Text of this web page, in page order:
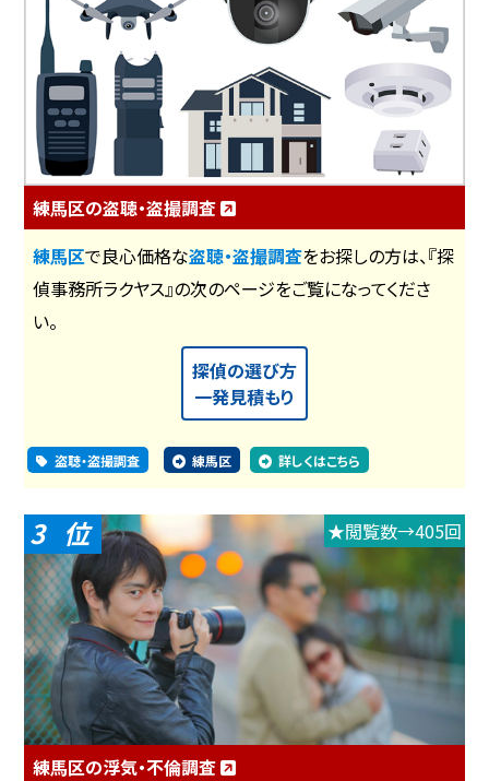
練馬区の盗聴・盗撮調査
練馬区で良心価格な盗聴・盗撮調査をお探しの方は、『探
偵事務所ラクヤス』の次のページをご覧になってくださ
い。
探偵の選び方
一発見積もり
盗聴・盗撮調査 練馬区 詳しくはこちら
3 ★閲覧数→405回
練馬区の浮気・不倫調査